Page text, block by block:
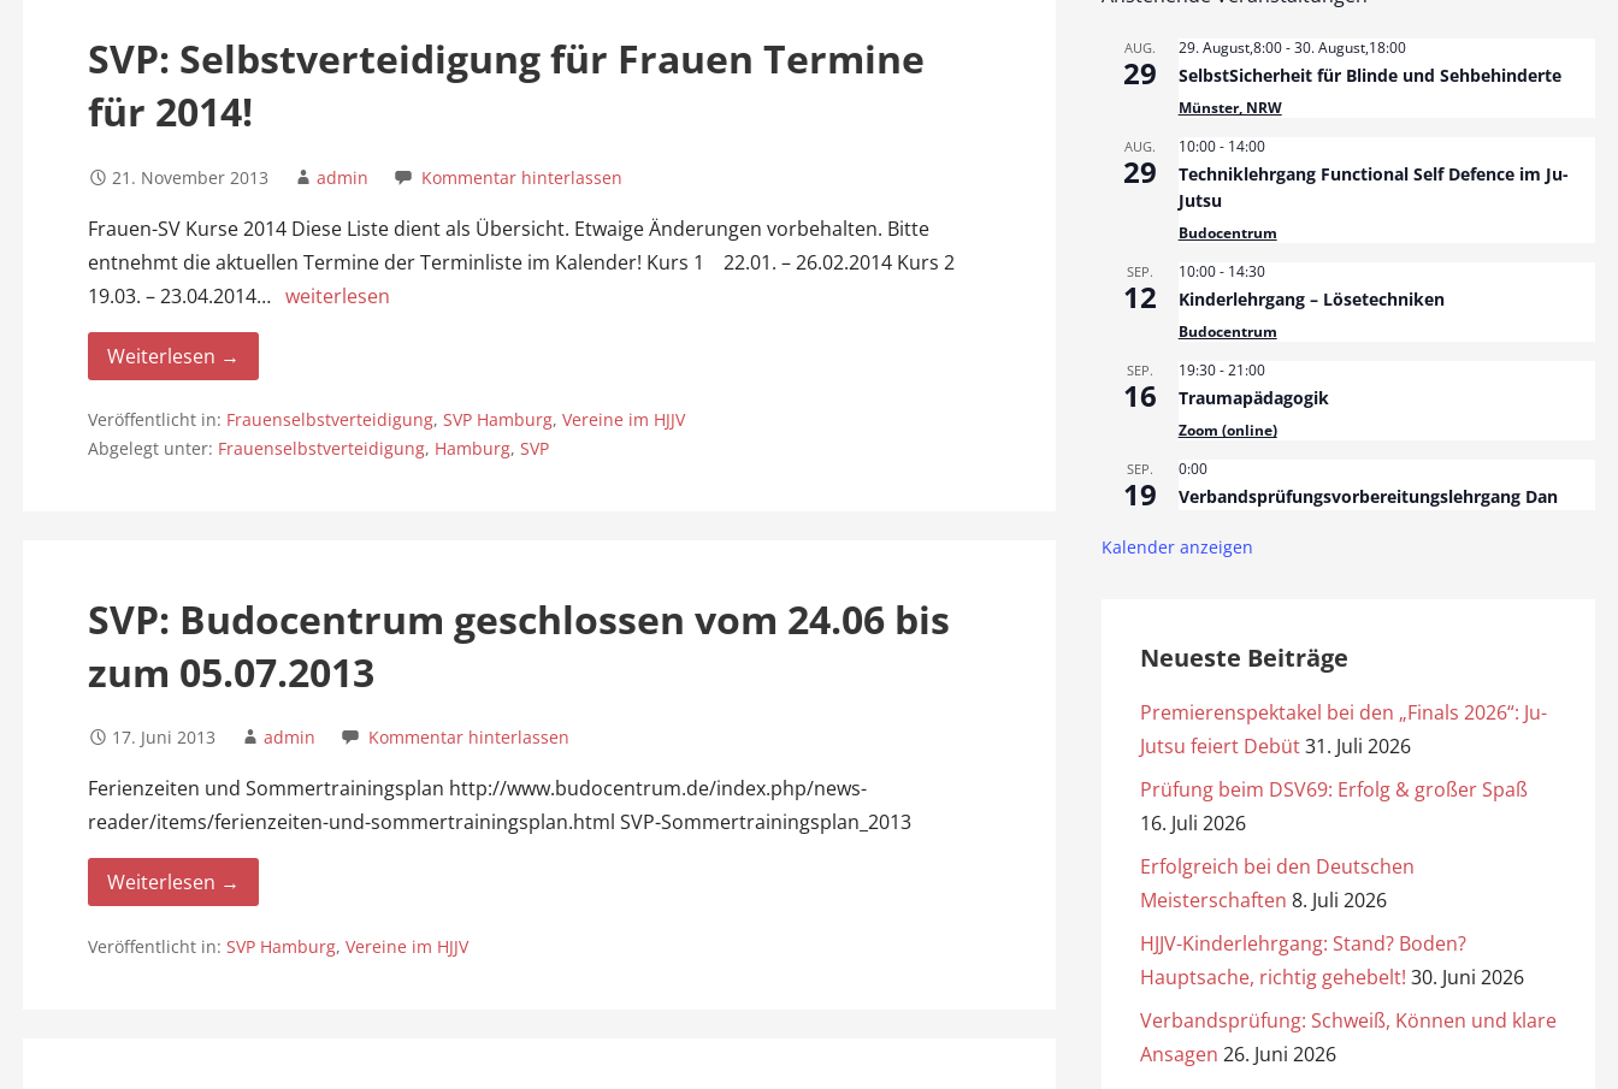
SVP: Selbstverteidigung für Frauen Termine
für 2014!
21. November 2013 admin Kommentar hinterlassen
Frauen-SV Kurse 2014 Diese Liste dient als Übersicht. Etwaige Änderungen vorbehalten. Bitte
entnehmt die aktuellen Termine der Terminliste im Kalender! Kurs 1 22.01. – 26.02.2014 Kurs 2
19.03. – 23.04.2014… weiterlesen
Weiterlesen →
Veröffentlicht in: Frauenselbstverteidigung, SVP Hamburg, Vereine im HJJV
Abgelegt unter: Frauenselbstverteidigung, Hamburg, SVP
SVP: Budocentrum geschlossen vom 24.06 bis
zum 05.07.2013
17. Juni 2013 admin Kommentar hinterlassen
Ferienzeiten und Sommertrainingsplan http://www.budocentrum.de/index.php/news-
reader/items/ferienzeiten-und-sommertrainingsplan.html SVP-Sommertrainingsplan_2013
Weiterlesen →
Veröffentlicht in: SVP Hamburg, Vereine im HJJV
AUG.
29
29. August,8:00-30. August,18:00
SelbstSicherheit für Blinde und Sehbehinderte
Münster, NRW
AUG.
29
10:00- 14:00
Techniklehrgang Functional Self Defence im Ju-
Jutsu
Budocentrum
SEP.
12
10:00- 14:30
Kinderlehrgang – Lösetechniken
Budocentrum
SEP.
16
19:30-21:00
Traumapädagogik
Zoom (online)
SEP.
19
0:00
Verbandsprüfungsvorbereitungslehrgang Dan
Kalender anzeigen
Neueste Beiträge
Premierenspektakel bei den „Finals 2026“: Ju-
Jutsu feiert Debüt31. Juli 2026
Prüfung beim DSV69: Erfolg & großer Spaß
16. Juli 2026
Erfolgreich bei den Deutschen
Meisterschaften 8. Juli 2026
HJJV-Kinderlehrgang: Stand? Boden?
Hauptsache, richtig gehebelt! 30. Juni 2026
Verbandsprüfung: Schweiß, Können und klare
Ansagen 26. Juni 2026